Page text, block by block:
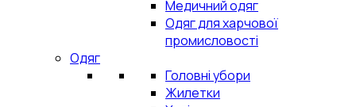
Медичний одяг
Одяг для харчової
промисловості
Одяг
Головні убори
Жилетки